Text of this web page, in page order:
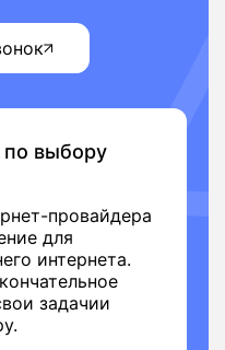
выбору
провайдера
для
интернета.
задачии